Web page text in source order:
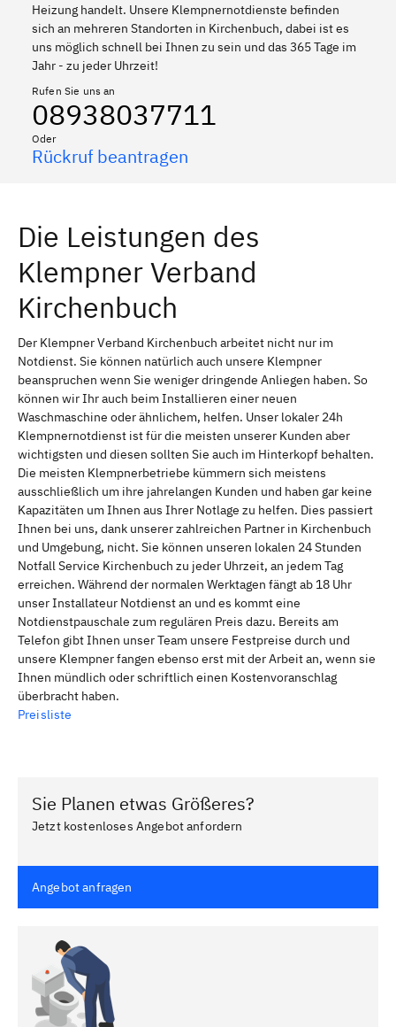
Heizung handelt. Unsere Klempnernotdienste befinden
sich an mehreren Standorten in Kirchenbuch, dabei ist es
uns möglich schnell bei Ihnen zu sein und das 365 Tage im
Jahr - zu jeder Uhrzeit!
Rufen Sie uns an
08938037711
Oder
Rückruf beantragen
Die Leistungen des
Klempner Verband
Kirchenbuch
Der Klempner Verband Kirchenbuch arbeitet nicht nur im
Notdienst. Sie können natürlich auch unsere Klempner
beanspruchen wenn Sie weniger dringende Anliegen haben. So
können wir Ihr auch beim Installieren einer neuen
Waschmaschine oder ähnlichem, helfen. Unser lokaler 24h
Klempnernotdienst ist für die meisten unserer Kunden aber
wichtigsten und diesen sollten Sie auch im Hinterkopf behalten.
Die meisten Klempnerbetriebe kümmern sich meistens
ausschließlich um ihre jahrelangen Kunden und haben gar keine
Kapazitäten um Ihnen aus Ihrer Notlage zu helfen. Dies passiert
Ihnen bei uns, dank unserer zahlreichen Partner in Kirchenbuch
und Umgebung, nicht. Sie können unseren lokalen 24 Stunden
Notfall Service Kirchenbuch zu jeder Uhrzeit, an jedem Tag
erreichen. Während der normalen Werktagen fängt ab 18 Uhr
unser Installateur Notdienst an und es kommt eine
Notdienstpauschale zum regulären Preis dazu. Bereits am
Telefon gibt Ihnen unser Team unsere Festpreise durch und
unsere Klempner fangen ebenso erst mit der Arbeit an, wenn sie
Ihnen mündlich oder schriftlich einen Kostenvoranschlag
überbracht haben.
Preisliste
Sie Planen etwas Größeres?
Jetzt kostenloses Angebot anfordern
Angebot anfragen